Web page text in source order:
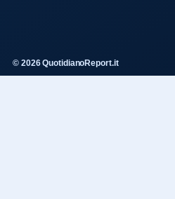
© 2026 QuotidianoReport.it